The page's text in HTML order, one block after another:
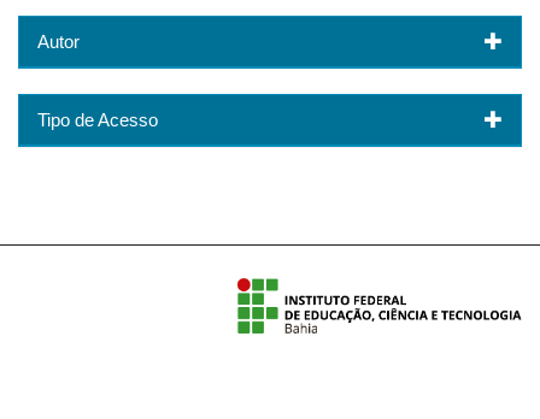
Autor
Tipo de Acesso